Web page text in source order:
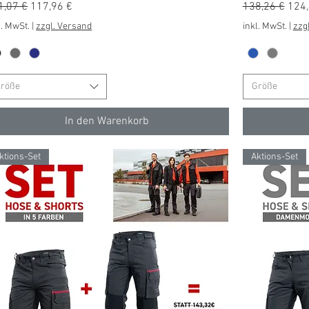
€ Sale-Preis
117,96 €
MwSt. |zzgl. Versand
In den Warenkorb
138,26 €
inkl. MwSt.
Größe
Set Aktions-Set